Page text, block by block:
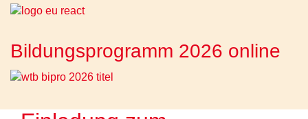
Bildungsprogramm 2026 online